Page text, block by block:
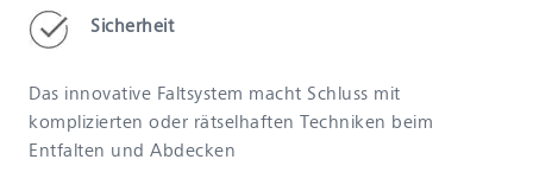
Sicherheit
Das innovative Faltsystem macht Schluss mit
komplizierten oder rätselhaften Techniken beim
Entfalten und Abdecken